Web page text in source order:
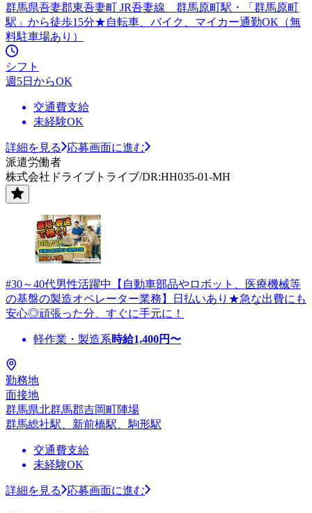
群馬県吾妻郡東吾妻町 JR吾妻線 群馬原町駅・「群馬原町
駅」から徒歩15分★自転車、バイク、マイカー通勤OK（無
料駐車場あり）
シフト
週5日からOK
交通費支給
未経験OK
詳細を見る
応募画面に進む
派遣労働者
株式会社ドライブトライブ/DR:HH035-01-MH
#30～40代男性活躍中【自動車部品やロボット、医療機械等
の基盤の製造オペレーター業務】日払いあり★急な出費にも
安心◎頑張った分、すぐに手元に！
軽作業・製造系時給1,400円〜
勤務地
面接地
群馬県北群馬郡吉岡町陣場
群馬総社駅、新前橋駅、駒形駅
交通費支給
未経験OK
詳細を見る 応募画面に進む